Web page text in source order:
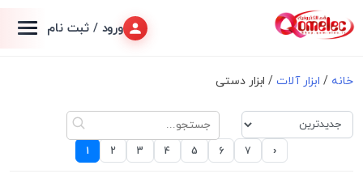
ورود / ثبت نام
خانه / ابزار آلات/ ابزار دستی
1 2 3 4 5 6 7 ›